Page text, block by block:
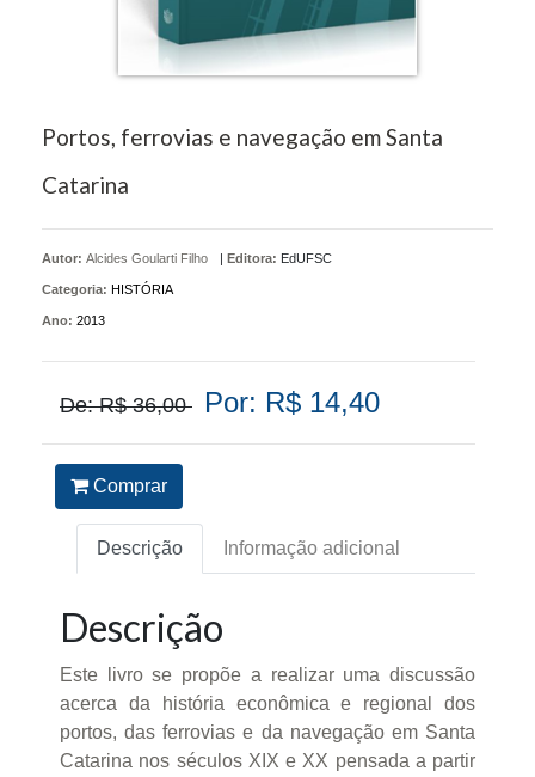
Portos, ferrovias e navegação em Santa
Catarina
Autor: Alcides Goularti Filho | Editora: EdUFSC
Categoria: HISTÓRIA
Ano: 2013
De: R$ 36,00 Por: R$ 14,40
Comprar
Descrição Informação adicional
Descrição
Este livro se propõe a realizar uma discussão
acerca da história econômica e regional dos
portos, das ferrovias e da navegação em Santa
Catarina nos séculos XIX e XX pensada a partir